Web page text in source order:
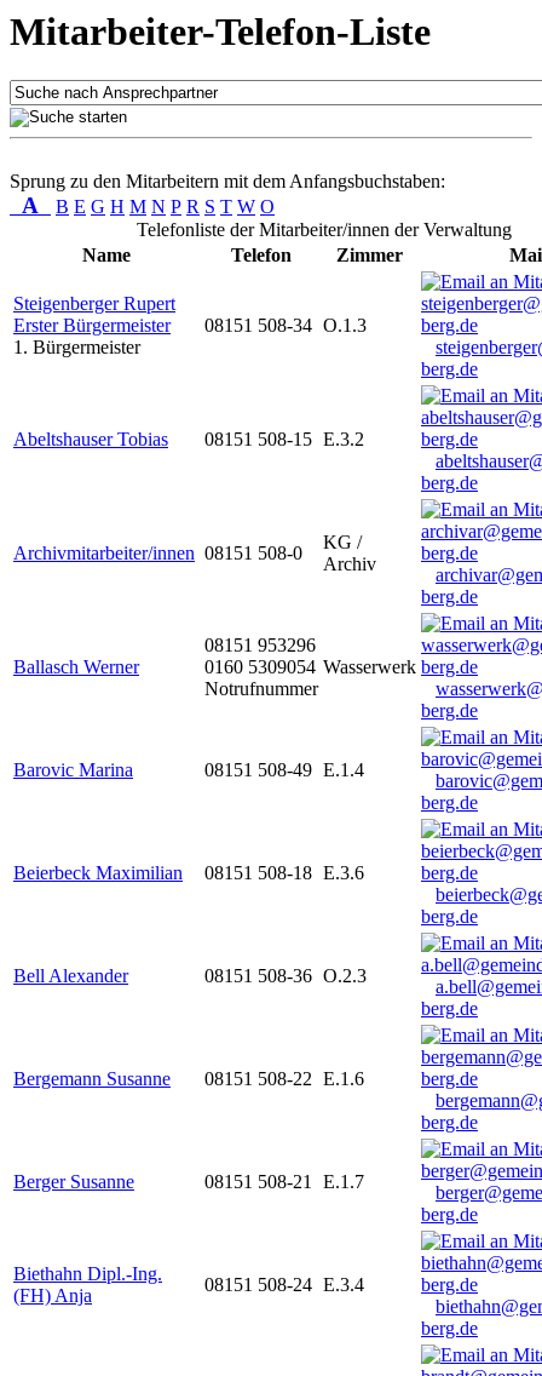
Mitarbeiter-Telefon-Liste
Sprung zu den Mitarbeitern mit dem Anfangsbuchstaben:
A B E G H M N P R S T W O
Telefonliste der Mitarbeiter/innen der Verwaltung
Name
Telefon Zimmer
Steigenberger Rupert
Erster Bürgermeister
1. Bürgermeister
08151 508-34 O.1.3
berg.de
Abeltshauser Tobias 08151 508-15 E.3.2
berg.de
Archivmitarbeiter/innen 08151 508-0
KG /
Archiv
berg.de
Ballasch Werner
08151 953296
0160 5309054
Notrufnummer
Wasserwerk
berg.de
Barovic Marina 08151 508-49 E.1.4
berg.de
Beierbeck Maximilian 08151 508-18 E.3.6
berg.de
Bell Alexander 08151 508-36 O.2.3
berg.de
Bergemann Susanne 08151 508-22 E.1.6
berg.de
Berger Susanne 08151 508-21 E.1.7
berg.de
Biethahn Dipl.-Ing.
(FH) Anja
08151 508-24 E.3.4
berg.de